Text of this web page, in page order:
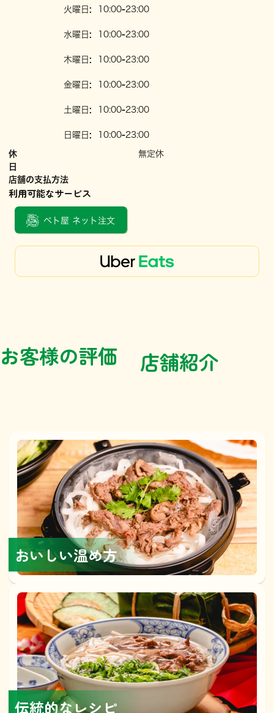
利用可能なサービス
ベト屋 ネット注文
火曜日 : 10:00-23:00
水曜日 : 10:00-23:00
木曜日 : 10:00-23:00
金曜日 : 10:00-23:00
土曜日 : 10:00-23:00
日曜日 : 10:00-23:00
休
日
無定休
店舗の支払方法
お客様の評価 店舗紹介
おいしい温め方
伝統的なレシピ